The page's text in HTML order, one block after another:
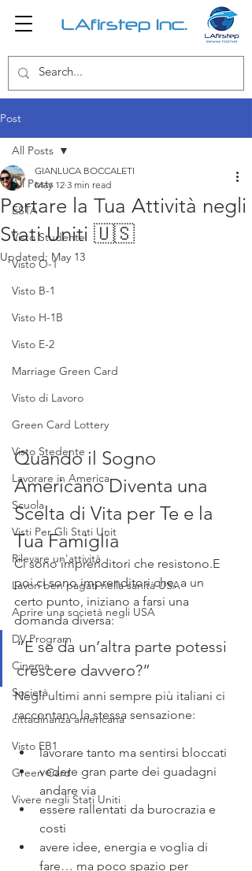
LAfirstep Inc.
Post
All Posts
ESTA
Visto Studente
Visto O-1
Visto B-1
Visto H-1B
Visto E-2
Marriage Green Card
Visto di Lavoro
Green Card Lottery
Visto Stedente
Lavorare in America
Scuola
Visti Per Gli Stati Unit
Rilevare un'attività
Lavori ben pagati nella sanità USA
Aprire una società negli USA
DV Program
Cinema
Società
cittadinanza americana
Visto EB1
Green Card
Vivere negli Stati Uniti
All Posts
Portare la Tua Attività negli
Stati Uniti 🇺🇸
GIANLUCA BOCCALETI
May 12 3 min read
Updated: May 13
Quando il Sogno
Americano Diventa una
Scelta di Vita per Te e la
Tua Famiglia
Ci sono imprenditori che resistono.E
poi ci sono imprenditori che, a un
certo punto, iniziano a farsi una
domanda diversa:
“E se da un’altra parte potessi
crescere davvero?”
Negli ultimi anni sempre più italiani ci
raccontano la stessa sensazione:
lavorare tanto ma sentirsi bloccati
vedere gran parte dei guadagni
andare via
essere rallentati da burocrazia e
costi
avere idee, energia e voglia di
fare… ma poco spazio per